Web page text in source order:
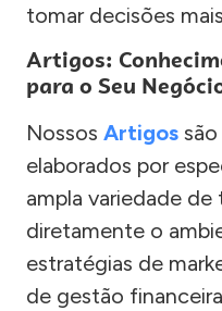
tomar decisões
Artigos:
para o Seu
Nossos Artigos
elaborados por
ampla variedade
diretamente o
estratégias de
de gestão